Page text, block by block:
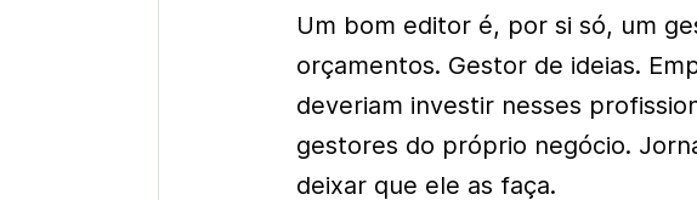
Um bom editor é, por si só, um
orçamentos. Gestor de ideias.
deveriam investir nesses
gestores do próprio negócio.
deixar que ele as faça.